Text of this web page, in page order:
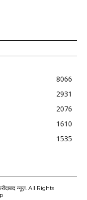
8066
2931
2076
1610
1535
न्यूज़. All Rights